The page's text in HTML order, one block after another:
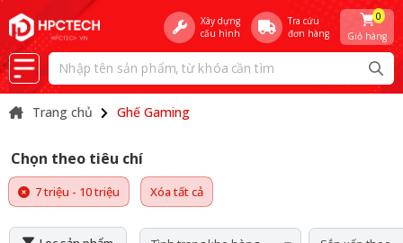
Xây dựng
cấu hình
Tra cứu
đơn hàng
Giỏ hàng
0
Trang chủ Ghế Gaming
Chọn theo tiêu chí
7 triệu - 10 triệu Xóa tất cả